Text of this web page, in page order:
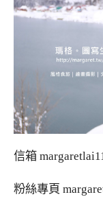
信箱
粉絲專頁